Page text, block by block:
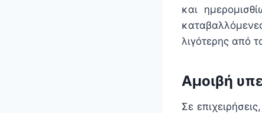
και
λιγότερης από
Αμοιβή
Σε